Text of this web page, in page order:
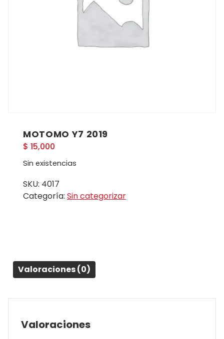
MOTOMO Y7 2019
$ 15,000
Sin existencias
SKU: 4017
Categoría: Sin categorizar
Valoraciones (0)
Valoraciones